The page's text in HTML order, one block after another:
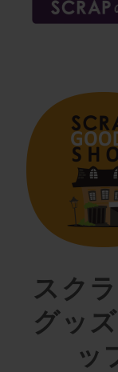
スク
グッ
ッ